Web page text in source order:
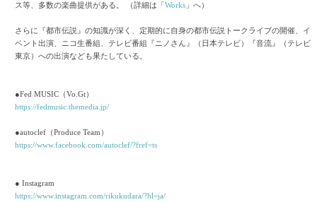
ス等、多数の楽曲提供がある。 （詳細は「Works 」へ）
さらに『都市伝説』の知識が深く、定期的に自身の都市伝説トークライブの開催、イ
ベント出演、ニコ生番組、テレビ番組『ニノさん』（日本テレビ）『音流』（テレビ
東京）への出演なども果たしている。
●Fed MUSIC（Vo.Gt）
https://fedmusic.themedia.jp/
●autoclef（Produce Team）
https://www.facebook.com/autoclef/?fref=ts
● Instagram
https://www.instagram.com/rikukudara/?hl=ja/